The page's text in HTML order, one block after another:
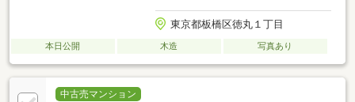
東京都板橋区徳丸１丁目
本日公開 木造 写真あり
中古売マンション